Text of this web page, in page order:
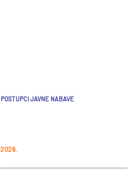
POSTUPCI JAVNE NABAVE
2026.